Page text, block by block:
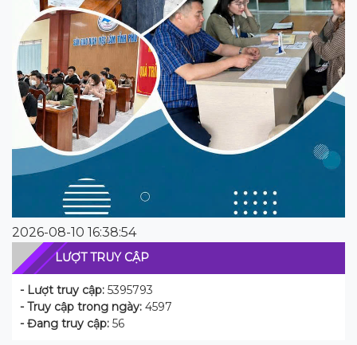
2026-08-10 16:38:54
LƯỢT TRUY CẬP
- Lượt truy cập: 5395793
- Truy cập trong ngày: 4597
- Đang truy cập: 56